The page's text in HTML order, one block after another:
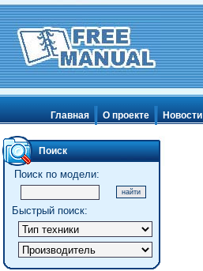
Главная О проекте Новости
Поиск
Поиск по модели:
Быстрый поиск: